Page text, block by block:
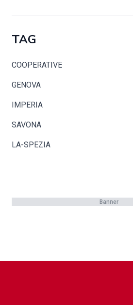
TAG
COOPERATIVE
GENOVA
IMPERIA
SAVONA
LA-SPEZIA
Banner